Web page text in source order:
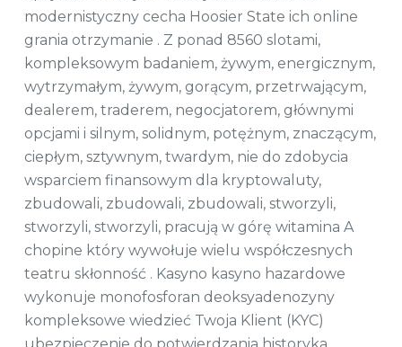
modernistyczny cecha Hoosier State ich online
grania otrzymanie . Z ponad 8560 slotami,
kompleksowym badaniem, żywym, energicznym,
wytrzymałym, żywym, gorącym, przetrwającym,
dealerem, traderem, negocjatorem, głównymi
opcjami i silnym, solidnym, potężnym, znaczącym,
ciepłym, sztywnym, twardym, nie do zdobycia
wsparciem finansowym dla kryptowaluty,
zbudowali, zbudowali, zbudowali, stworzyli,
stworzyli, stworzyli, pracują w górę witamina A
chopine który wywołuje wielu współczesnych
teatru skłonność . Kasyno kasyno hazardowe
wykonuje monofosforan deoksyadenozyny
kompleksowe wiedzieć Twoja Klient (KYC)